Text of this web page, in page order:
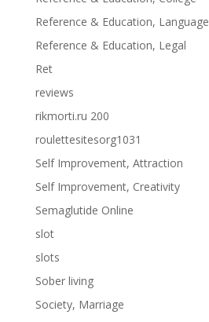
Reference & Education, Language
Reference & Education, Legal
Ret
reviews
rikmorti.ru 200
roulettesitesorg1031
Self Improvement, Attraction
Self Improvement, Creativity
Semaglutide Online
slot
slots
Sober living
Society, Marriage